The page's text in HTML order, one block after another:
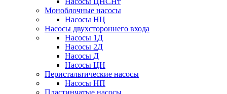
Моноблочные насосы
Насосы НЦ
Насосы двухстороннего входа
Насосы 1Д
Насосы 2Д
Насосы Д
Насосы ЦН
Перистальтические насосы
Насосы НП
Пластинчатые насосы